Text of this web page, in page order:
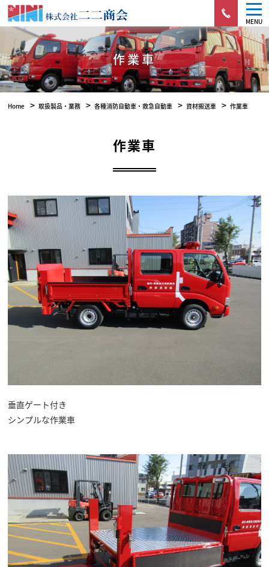
MENU
作業車
Home > 取扱製品・業務 > 各種消防自動車・救急自動車 > 資材搬送車 > 作業車
作業車
垂直ゲート付き
シンプルな作業車